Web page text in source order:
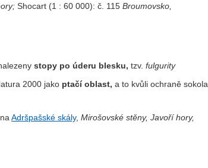
Shocart (1 : 60 000): č. 115Broumovsko,
stopy po úderu blesku, tzv.fulgurity
2000 jako ptačí oblast, a to kvůli ochraně sokola
naAdršpašské skály,Mirošovské stěny, Javoří hory,